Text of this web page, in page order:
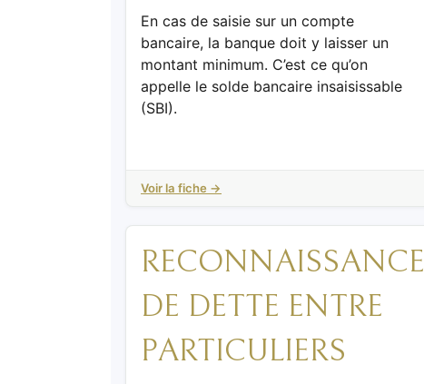
En cas de saisie sur un compte
bancaire, la banque doit y laisser un
montant minimum. C’est ce qu’on
appelle le solde bancaire insaisissable
(SBI).
Voir la fiche →
RECONNAISSANCE
DE DETTE ENTRE
PARTICULIERS